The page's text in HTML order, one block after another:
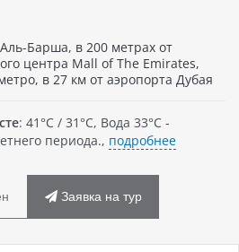
Барша, в 200 метрах от
центра Mall of The Emirates,
в 27 км от аэропорта Дубая
: 41°C / 31°C, Вода 33°C -
периода., подробнее
Заявка на тур